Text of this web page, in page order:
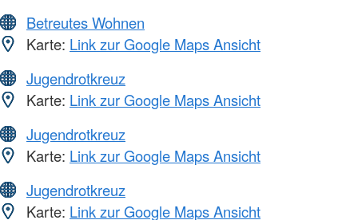
Betreutes Wohnen
Karte: Link zur Google Maps Ansicht
Jugendrotkreuz
Karte: Link zur Google Maps Ansicht
Jugendrotkreuz
Karte: Link zur Google Maps Ansicht
Jugendrotkreuz
Karte: Link zur Google Maps Ansicht